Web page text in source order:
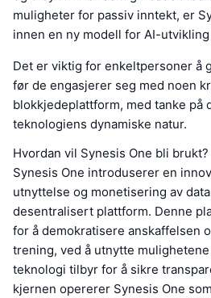
muligheter for passiv inntekt, er
innen en ny modell for AI-
Det er viktig for enkeltpersoner å
før de engasjerer seg med noen
blokkjedeplattform, med tanke på
teknologiens dynamiske natur.
Hvordan vil Synesis One bli brukt?
Synesis One introduserer en
utnyttelse og monetisering av
desentralisert plattform. Denne
for å demokratisere anskaffelsen
trening, ved å utnytte
teknologi tilbyr for å sikre
kjernen opererer Synesis One